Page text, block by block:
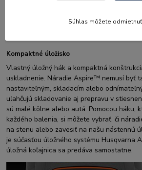
Kompaktné úložisko
Vlastný úložný hák a kompaktná
uskladnenie. Náradie Aspire™ nemusí byť
nastaviteľným, skladacím alebo
uľahčujú skladovanie aj prepravu v
sú malé kôlne alebo autá. Pomocou háku,
každého balenia, si môžete vybrať, či
na stenu alebo zavesiť na našu nástennú
je súčasťou úložného systému Husqvarna
úložná koľajnica sa predáva samostatne.
Súhlas môžete odmietnuť